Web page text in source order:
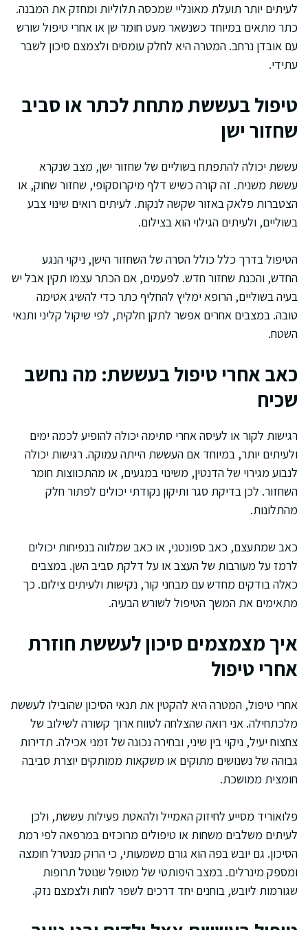
לעיתים יותר תועלת מאונליי שמכסה תלוליות ומחזק את המבנה.
כתר מתאים במיוחד כשנשאר מעט חומר שן או אחרי טיפול שורש
עם אובדן נרחב. המטרה היא לחלק עומסים ולצמצם סיכון לשבר
עתידי.
טיפול בעששת מתחת לכתר או סביב
שחזור ישן
עששת יכולה להתפתח בשוליים של שחזור ישן, מצב שנקרא
עששת משנית. זה קורה כשיש דלף מיקרוסקופי, שחזור שחוק, או
הצטברות פלאק באזור שקשה לנקות. לעיתים רואים שינוי צבע
בשוליים, ולעיתים הגילוי הוא בצילום.
הטיפול בדרך כלל כולל הסרה של השחזור הישן, ניקוי הנגע
החדש, והכנת שחזור חדש. לפעמים, אם הכתר עצמו תקין אבל יש
בעיה בשוליים, הרופא ימליץ להחליף כתר כדי להשיג אטימה
טובה. במצבים אחרים אפשר לתקן חלקית, לפי שיקול קליני ותנאי
השטח.
כאב אחרי טיפול בעששת: מה נחשב
שכיח
רגישות לקור או לעיסה אחרי סתימה יכולה להופיע לכמה ימים
ולעיתים יותר, במיוחד אם העששת הייתה עמוקה. רגישות יכולה
לנבוע מגירוי של הדנטין, משינוי במגעים, או מהתכווצות חומר
השחזור. לכן בדיקת סגר ותיקון נקודתי יכולים לפתור חלק
מהתלונות.
כאב שמתעצם, כאב ספונטני, או כאב שמלווה בנפיחות יכולים
לרמז על מעורבות של העצב או על דלקת סביב השן. במצבים
כאלה בודקים מחדש עם מבחני קור, נקישות ולעיתים צילום. כך
מתאימים את המשך הטיפול לשורש הבעיה.
איך מצמצמים סיכון לעששת חוזרת
אחרי טיפול
אחרי טיפול, המטרה היא להקטין את תנאי הסיכון שהובילו לעששת
מלכתחילה. אני רואה שהצלחה לטווח ארוך קשורה לשילוב של
צחצוח יעיל, ניקוי בין שיני, ובחירה נכונה של זמני אכילה. תדירות
גבוהה של נשנושים מתוקים או משקאות ממותקים יוצרת סביבה
חומצית ממושכת.
פלואוריד מסייע לחיזוק האמייל ולהאטת פעילות עששת, ולכן
לעיתים משלבים משחות או טיפולים מרוכזים במרפאה לפי רמת
הסיכון. גם יובש בפה הוא גורם משמעותי, כי הרוק מנטרל חומצה
ומספק מינרלים. במצב היפותטי של מטופל שנוטל תרופות
שגורמות ליובש, בוחנים יחד דרכים לשפר לחות ולצמצם נזק.